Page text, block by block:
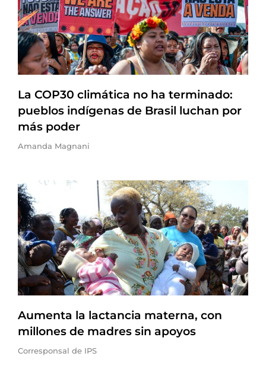
La COP30 climática no ha terminado:
pueblos indígenas de Brasil luchan por
más poder
Amanda Magnani
Aumenta la lactancia materna, con
millones de madres sin apoyos
Corresponsal de IPS